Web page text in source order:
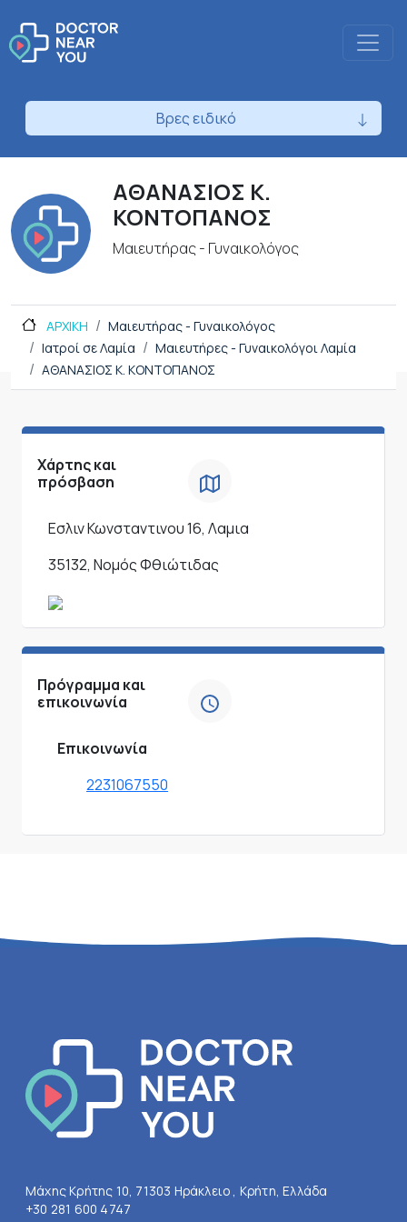
Βρες ειδικό
ΑΘΑΝΑΣΙΟΣ Κ.
ΚΟΝΤΟΠΑΝΟΣ
Μαιευτήρας - Γυναικολόγος
ΑΡΧΙΚΗ
Μαιευτήρας - Γυναικολόγος
Ιατροί σε Λαμία
Μαιευτήρες - Γυναικολόγοι Λαμία
ΑΘΑΝΑΣΙΟΣ Κ. ΚΟΝΤΟΠΑΝΟΣ
Χάρτης και
πρόσβαση
Εσλιν Κωνσταντινου 16, Λαμια
35132, Νομός Φθιώτιδας
Πρόγραμμα και
επικοινωνία
Επικοινωνία
2231067550
Μάχης Κρήτης 10, 71303 Ηράκλειο , Κρήτη, Ελλάδα
+30 281 600 4747